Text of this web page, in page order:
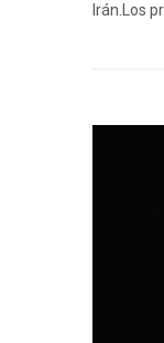
Irán.Los